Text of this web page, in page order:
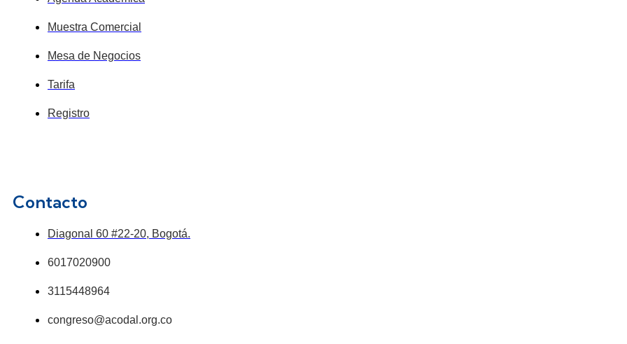
Muestra Comercial
Mesa de Negocios
Tarifa
Registro
Contacto
Diagonal 60 #22-20, Bogotá.
6017020900
3115448964
congreso@acodal.org.co